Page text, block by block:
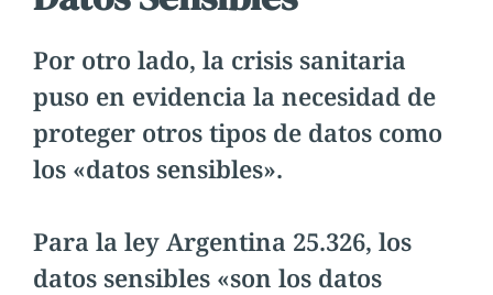
Por otro lado, la crisis sanitaria
puso en evidencia la necesidad de
proteger otros tipos de datos como
los «datos sensibles».
Para la ley Argentina 25.326, los
datos sensibles «son los datos